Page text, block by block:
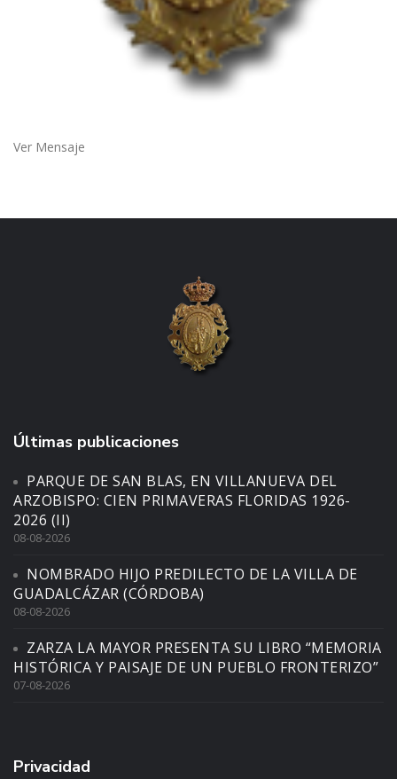
Ver Mensaje
Últimas publicaciones
PARQUE DE SAN BLAS, EN VILLANUEVA DEL
ARZOBISPO: CIEN PRIMAVERAS FLORIDAS 1926-
2026 (II)
08-08-2026
NOMBRADO HIJO PREDILECTO DE LA VILLA DE
GUADALCÁZAR (CÓRDOBA)
08-08-2026
ZARZA LA MAYOR PRESENTA SU LIBRO “MEMORIA
HISTÓRICA Y PAISAJE DE UN PUEBLO FRONTERIZO”
07-08-2026
Privacidad